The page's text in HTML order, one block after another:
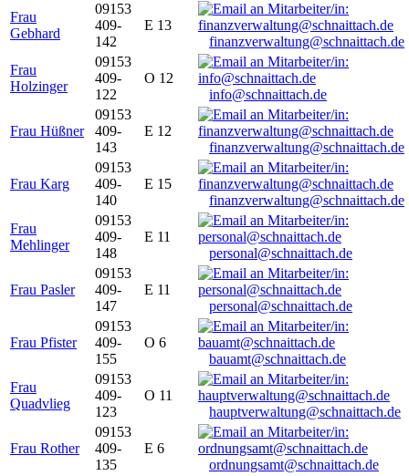
Frau
Gebhard
09153
409-
142
E 13
finanzverwaltung@schnaittach.de
Frau
Holzinger
09153
409-
122
O 12
info@schnaittach.de
Frau Hüßner
09153
409-
143
E 12
finanzverwaltung@schnaittach.de
Frau Karg
09153
409-
140
E 15
finanzverwaltung@schnaittach.de
Frau
Mehlinger
09153
409-
148
E 11
personal@schnaittach.de
Frau Pasler
09153
409-
147
E 11
personal@schnaittach.de
Frau Pfister
09153
409-
155
O 6
bauamt@schnaittach.de
Frau
Quadvlieg
09153
409-
123
O 11
hauptverwaltung@schnaittach.de
Frau Rother
09153
409-
135
E 6
ordnungsamt@schnaittach.de